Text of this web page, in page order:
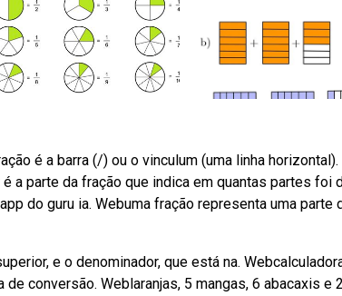
é a barra (/) ou o vinculum (uma linha
a parte da fração que indica em quantas partes foi
do guru ia. Webuma fração representa uma
e o denominador, que está na.
conversão. Weblaranjas, 5 mangas, 6 abacaxis